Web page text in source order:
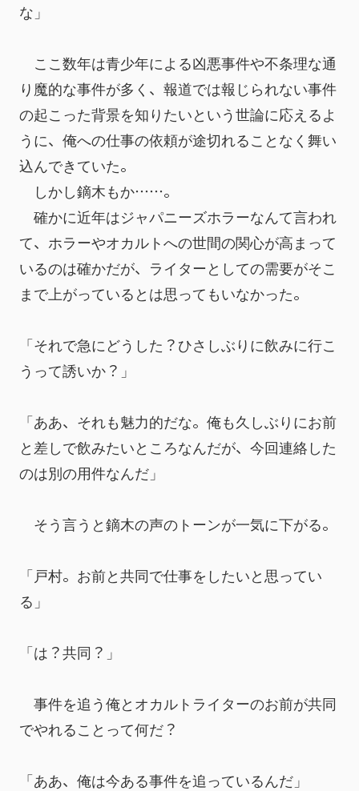
な」
ここ数年は青少年による凶悪事件や不条理な通
り魔的な事件が多く、報道では報じられない事件
の起こった背景を知りたいという世論に応えるよ
うに、俺への仕事の依頼が途切れることなく舞い
込んできていた。
しかし鏑木もか……。
確かに近年はジャパニーズホラーなんて言われ
て、ホラーやオカルトへの世間の関心が高まって
いるのは確かだが、ライターとしての需要がそこ
まで上がっているとは思ってもいなかった。
「それで急にどうした？ひさしぶりに飲みに行こ
うって誘いか？」
「ああ、それも魅力的だな。俺も久しぶりにお前
と差しで飲みたいところなんだが、今回連絡した
のは別の用件なんだ」
そう言うと鏑木の声のトーンが一気に下がる。
「戸村。お前と共同で仕事をしたいと思ってい
る」
「は？共同？」
事件を追う俺とオカルトライターのお前が共同
でやれることって何だ？
「ああ、俺は今ある事件を追っているんだ」